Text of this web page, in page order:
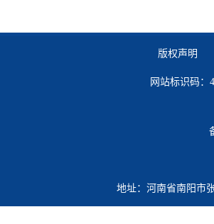
版权声明
网站标识码
地址：河南省南阳市